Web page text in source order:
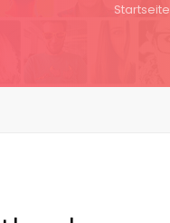
Startseite